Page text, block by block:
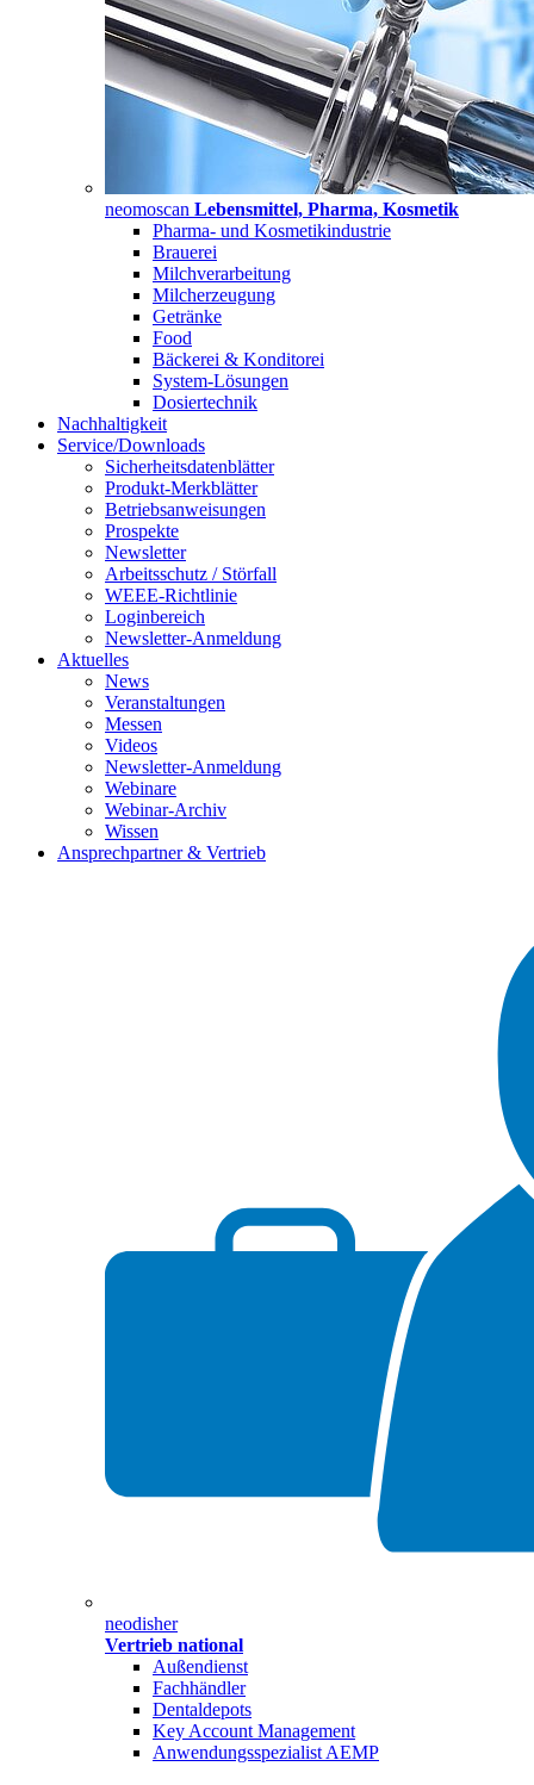
neomoscan Lebensmittel, Pharma, Kosmetik
Pharma- und Kosmetikindustrie
Brauerei
Milchverarbeitung
Milcherzeugung
Getränke
Food
Bäckerei & Konditorei
System-Lösungen
Dosiertechnik
Nachhaltigkeit
Service/Downloads
Sicherheitsdatenblätter
Produkt-Merkblätter
Betriebsanweisungen
Prospekte
Newsletter
Arbeitsschutz / Störfall
WEEE-Richtlinie
Loginbereich
Newsletter-Anmeldung
Aktuelles
News
Veranstaltungen
Messen
Videos
Newsletter-Anmeldung
Webinare
Webinar-Archiv
Wissen
Ansprechpartner & Vertrieb
neodisher
Vertrieb national
Außendienst
Fachhändler
Dentaldepots
Key Account Management
Anwendungsspezialist AEMP